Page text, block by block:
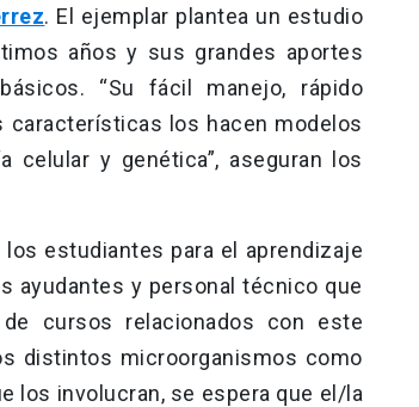
. El ejemplar plantea un estudio
años y sus grandes aportes
“Su fácil manejo, rápido
características los hacen modelos
celular y genética”, aseguran los
estudiantes para el aprendizaje
ayudantes y personal técnico que
cursos relacionados con este
distintos microorganismos como
los involucran, se espera que el/la